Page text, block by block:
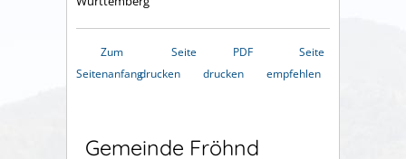
Zum
Seitenanfang
Seite
drucken
PDF
drucken
Seite
empfehlen
Gemeinde Fröhnd